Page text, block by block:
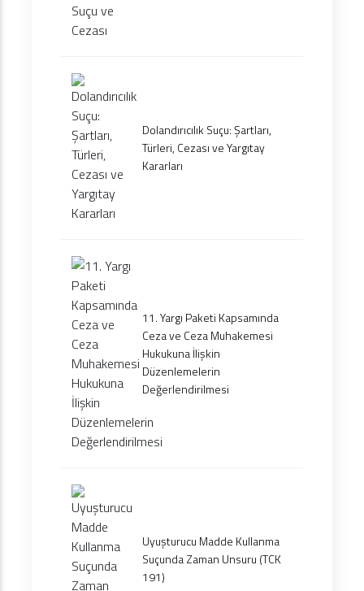
Dolandırıcılık Suçu: Şartları,
Türleri, Cezası ve Yargıtay
Kararları
11. Yargı Paketi Kapsamında
Ceza ve Ceza Muhakemesi
Hukukuna İlişkin
Düzenlemelerin
Değerlendirilmesi
Uyuşturucu Madde Kullanma
Suçunda Zaman Unsuru (TCK
191)